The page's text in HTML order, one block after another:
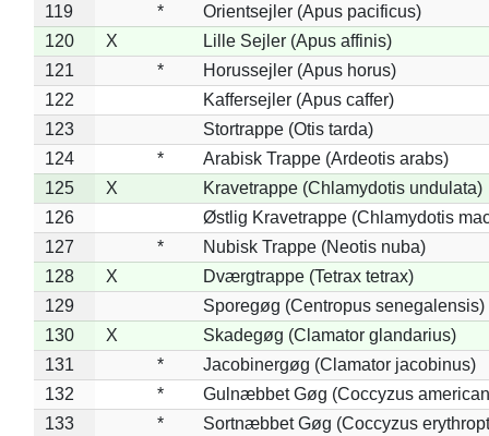
119
*
Orientsejler (Apus pacificus)
120
X
Lille Sejler (Apus affinis)
121
*
Horussejler (Apus horus)
122
Kaffersejler (Apus caffer)
123
Stortrappe (Otis tarda)
124
*
Arabisk Trappe (Ardeotis arabs)
125
X
Kravetrappe (Chlamydotis undulata)
126
Østlig Kravetrappe (Chlamydotis
127
*
Nubisk Trappe (Neotis nuba)
128
X
Dværgtrappe (Tetrax tetrax)
129
Sporegøg (Centropus senegalensis)
130
X
Skadegøg (Clamator glandarius)
131
*
Jacobinergøg (Clamator jacobinus)
132
*
Gulnæbbet Gøg (Coccyzus
133
*
Sortnæbbet Gøg (Coccyzus